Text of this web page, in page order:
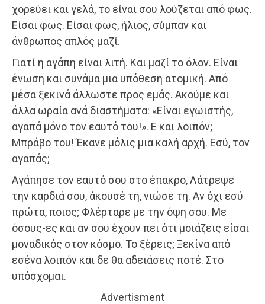
χορεύει και γελά, το είναι σου λούζεται από φως.
Είσαι φως. Είσαι φως, ήλιος, σύμπαν και
άνθρωπος απλός μαζί.
Γιατί η αγάπη είναι λιτή. Και μαζί το όλον. Είναι
ένωση και συνάμα μια υπόθεση ατομική. Από
μέσα ξεκινά άλλωστε προς εμάς. Ακούμε και
άλλα ωραία ανά διαστήματα: «Είναι εγωιστής,
αγαπά μόνο τον εαυτό του!». Ε και λοιπόν;
Μπράβο του! Έκανε μόλις μια καλή αρχή. Εσύ, τον
αγαπάς;
Αγάπησε τον εαυτό σου στο έπακρο, Λάτρεψε
την καρδιά σου, άκουσέ τη, νιώσε τη. Αν όχι εσύ
πρώτα, ποιος; Φλέρταρε με την όψη σου. Με
όσους-ες και αν σου έχουν πει ότι μοιάζεις είσαι
μοναδικός στον κόσμο. Το ξέρεις; Ξεκίνα από
εσένα λοιπόν και δε θα αδειάσεις ποτέ. Στο
υπόσχομαι.
Advertisment